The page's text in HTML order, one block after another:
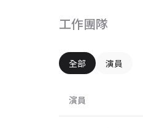
工作團隊
全部 演員
演員